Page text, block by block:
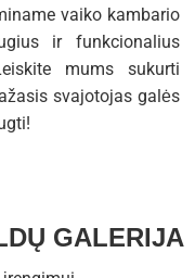
vaiko kambario
ir funkcionalius
mums sukurti
svajotojas galės
GALERIJA